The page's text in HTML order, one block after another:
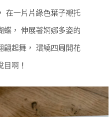
在一片片綠色葉子襯托
蝶， 伸展著婀娜多姿的
翩起舞， 環繞四周開花
目啊！